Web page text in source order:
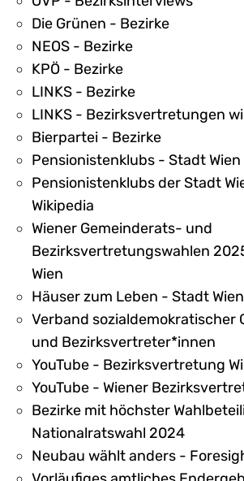
Die Grünen - Bezirke
NEOS - Bezirke
KPÖ - Bezirke
LINKS - Bezirke
LINKS - Bezirksvertretungen
Bierpartei - Bezirke
Pensionistenklubs - Stadt Wien
Pensionistenklubs der Stadt
Wikipedia
Wiener Gemeinderats- und
Bezirksvertretungswahlen
Wien
Häuser zum Leben - Stadt Wien
Verband sozialdemokratischer
und Bezirksvertreter*innen
YouTube - Bezirksvertretung
YouTube - Wiener
Bezirke mit höchster
Nationalratswahl 2024
Neubau wählt anders -